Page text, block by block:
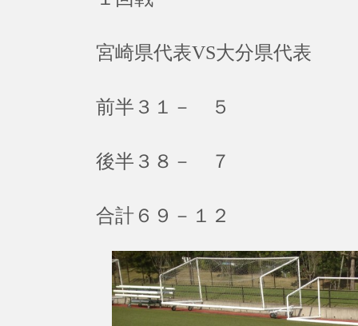
宮崎県代表VS大分県代表
前半３１－ ５
後半３８－ ７
合計６９－１２